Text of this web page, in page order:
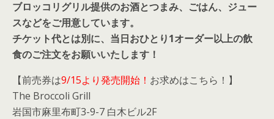
ブロッコリグリル提供のお酒とつまみ、ごはん、ジュー
スなどをご用意しています。
チケット代とは別に、当日おひとり1オーダー以上の飲
食のご注文をお願いいたします！
【前売券は9/15より発売開始！ お求めはこちら！】
The Broccoli Grill
岩国市麻里布町3-9-7 白木ビル2F